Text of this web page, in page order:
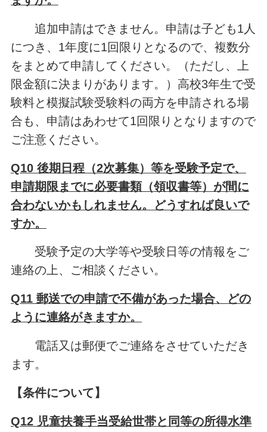
追加申請はできません。申請は子ども1人
につき、1年度に1回限りとなるので、複数分
をまとめて申請してください。（ただし、上
限金額に決まりがあります。）高校3年生で受
験料と模擬試験受験料の両方を申請される場
合も、申請はあわせて1回限りとなりますので
ご注意ください。
Q10 後期日程（2次募集）等を受験予定で、
申請期限までに必要書類（領収書等）が間に
合わないかもしれません。どうすれば良いで
すか。
受験予定の大学等や受験日等の情報をご
連絡の上、ご相談ください。
Q11 郵送での申請で不備があった場合、どの
ように連絡がきますか。
電話又は郵便でご連絡をさせていただき
ます。
【条件について】
Q12 児童扶養手当受給世帯と同等の所得水準